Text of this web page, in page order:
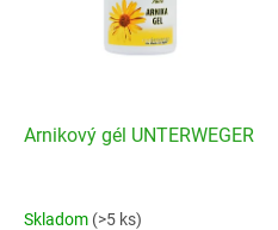
Arnikový gél UNTERWEGER
Skladom (>5 ks)